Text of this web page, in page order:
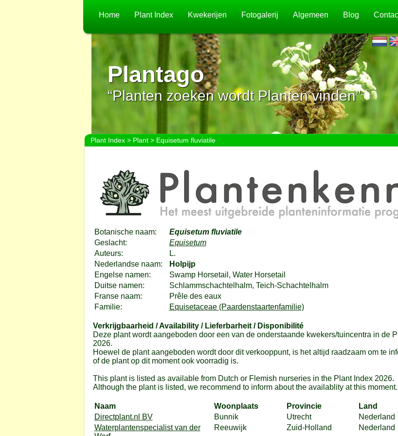
Home Plant Index Kwekerijen Fotogalerij Algemeen Blog
Plantago
“Planten zoeken wordt Planten vinden”
Plant Index> Plant> Equisetum fluviatile
Botanische naam:
Equisetum fluviatile
Geslacht:
Equisetum
Auteurs:
L.
Nederlandse naam:
Holpijp
Engelse namen:
Swamp Horsetail, Water Horsetail
Duitse namen:
Schlammschachtelhalm, Teich-Schachtelhalm
Franse naam:
Prêle des eaux
Familie:
Equisetaceae (Paardenstaartenfamilie)
Verkrijgbaarheid / Availability / Lieferbarheit / Disponibilité
Deze plant wordt aangeboden door een van de onderstaande kwekers/tuincentra in de
2026.
Hoewel de plant aangeboden wordt door dit verkooppunt, is het altijd raadzaam om te
of de plant op dit moment ook voorradig is.
This plant is listed as available from Dutch or Flemish nurseries in the Plant Index 2026.
Although the plant is listed, we recommend to inform about the availablity at this moment.
Naam Woonplaats Provincie Land
Directplant.nl BV
Bunnik Utrecht Nederland
Waterplantenspecialist van der
Reeuwijk Zuid-Holland Nederland